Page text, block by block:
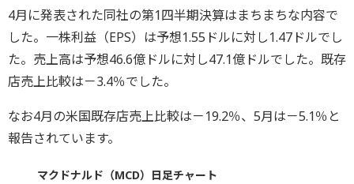
4月に発表された同社の第1四半期決算はまちまちな内容で
した。一株利益（EPS）は予想1.55ドルに対し1.47ドルでし
た。売上高は予想46.6億ドルに対し47.1億ドルでした。既存
店売上比較は－3.4％でした。
なお4月の米国既存店売上比較は－19.2％、5月は－5.1％と
報告されています。
マクドナルド（MCD）日足チャート